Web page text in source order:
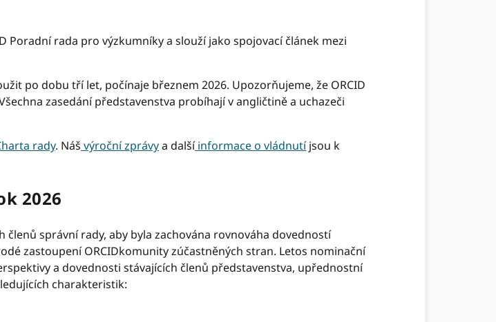
Poradní rada pro výzkumníky a slouží jako spojovací článek mezi
po dobu tří let, počínaje březnem 2026. Upozorňujeme, že ORCID
zasedání představenstva probíhají v angličtině a uchazeči
rady. Náš výroční zprávya další informace o vládnutíjsou k
2026
správní rady, aby byla zachována rovnováha dovedností
zastoupení ORCIDkomunity zúčastněných stran. Letos nominační
a dovednosti stávajících členů představenstva, upřednostní
charakteristik: